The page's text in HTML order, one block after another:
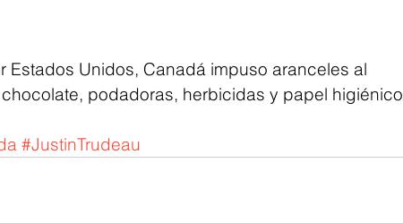
podadoras, herbicidas y papel higiénico
#JustinTrudeau